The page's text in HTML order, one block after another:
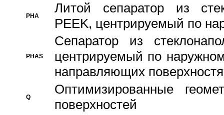
PHA
Литой сепаратор из
PEEK, центрируемый по
PHAS
Сепаратор из
центрируемый по
направляющих
Q
Оптимизированные
поверхностей